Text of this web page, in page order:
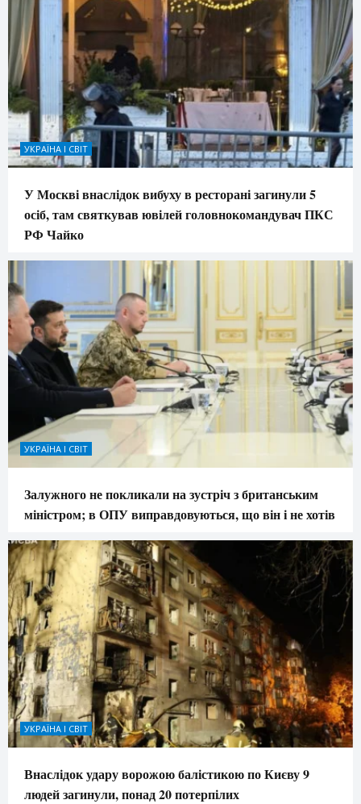
УКРАЇНА І СВІТ
У Москві внаслідок вибуху в ресторані загинули 5
осіб, там святкував ювілей головнокомандувач ПКС
РФ Чайко
УКРАЇНА І СВІТ
Залужного не покликали на зустріч з британським
міністром; в ОПУ виправдовуються, що він і не хотів
УКРАЇНА І СВІТ
Внаслідок удару ворожою балістикою по Києву 9
людей загинули, понад 20 потерпілих